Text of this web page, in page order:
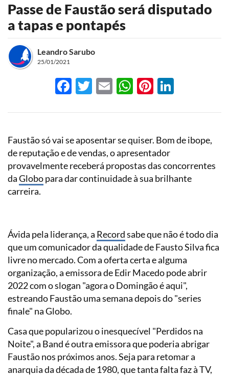
Passe de Faustão será disputado
a tapas e pontapés
Leandro Sarubo
25/01/2021
Facebook
Twitter
EmailWhatsApp
Pinterest
Faustão só vai se aposentar se quiser. Bom de ibope,
de reputação e de vendas, o apresentador
provavelmente receberá propostas das concorrentes
daGlobopara dar continuidade à sua brilhante
carreira.
Ávida pela liderança, a Recordsabe que não é todo dia
que um comunicador da qualidade de Fausto Silva fica
livre no mercado. Com a oferta certa e alguma
organização, a emissora de Edir Macedo pode abrir
2022 com o slogan "agora o Domingão é aqui",
estreando Faustão uma semana depois do "series
finale" na Globo.
Casa que popularizou o inesquecível "Perdidos na
Noite", a Band é outra emissora que poderia abrigar
Faustão nos próximos anos. Seja para retomar a
anarquia da década de 1980, que tanta falta faz à TV,